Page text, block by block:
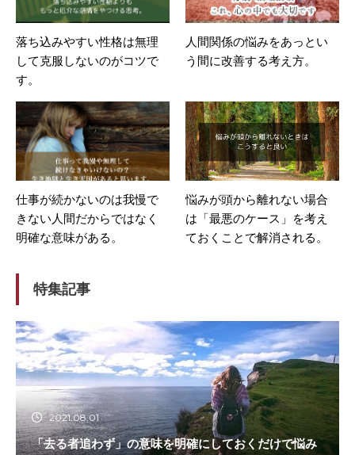
落ち込みやすい性格は無理
して克服しないのがコツで
す。
人間関係の悩みをあっとい
う間に改善する考え方。
仕事が続かないのは我慢で
きない人間だからではなく
明確な意味がある。
悩みが頭から離れない場合
は「最悪のケース」を考え
ておくことで解消される。
特集記事
2021.08.01
「去る者追わず」の意味を明確にしておくだけで悩み